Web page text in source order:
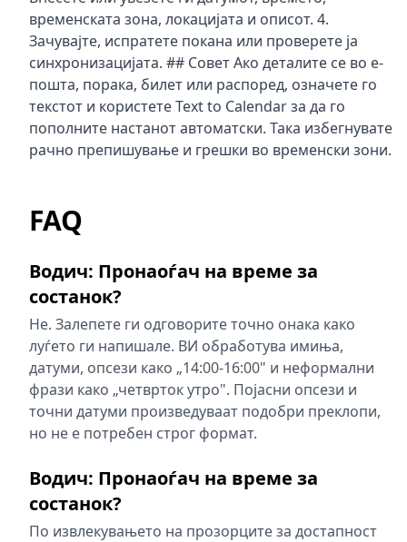
временската зона, локацијата и описот. 4.
Зачувајте, испратете покана или проверете ја
синхронизацијата. ## Совет Ако деталите се во е-
пошта, порака, билет или распоред, означете го
текстот и користете Text to Calendar за да го
пополните настанот автоматски. Така избегнувате
рачно препишување и грешки во временски зони.
FAQ
Водич: Пронаоѓач на време за
состанок?
Не. Залепете ги одговорите точно онака како
луѓето ги напишале. ВИ обработува имиња,
датуми, опсези како „14:00-16:00" и неформални
фрази како „четврток утро". Појасни опсези и
точни датуми произведуваат подобри преклопи,
но не е потребен строг формат.
Водич: Пронаоѓач на време за
состанок?
По извлекувањето на прозорците за достапност